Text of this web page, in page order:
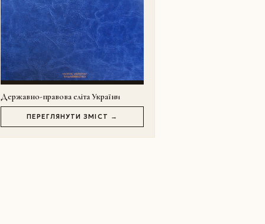
Державно-правова еліта України
ПЕРЕГЛЯНУТИ ЗМІСТ →